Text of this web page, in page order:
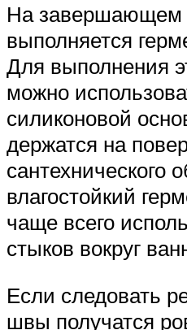
На завершающем
выполняется
Для выполнения
можно
силиконовой
держатся на
сантехнического
влагостойкий
чаще всего
стыков вокруг
Если следовать
швы получатся